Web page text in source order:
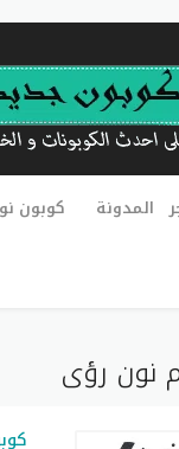
المدونة كوبون
نون رؤى